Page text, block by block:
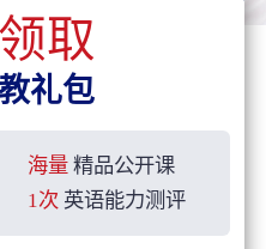
取
礼包
海量 精品公开课
1次 英语能力测评